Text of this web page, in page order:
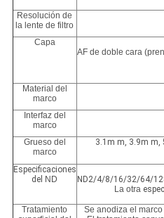
Resolución de
la lente de filtro
Capa
AF de doble cara
Material del
marco
Interfaz del
marco
Grueso del
marco
3.1m m, 3.9m m,
Especificaciones
del ND
ND2/4/8/16/32/64/
La otra
Tratamiento
Se anodiza el